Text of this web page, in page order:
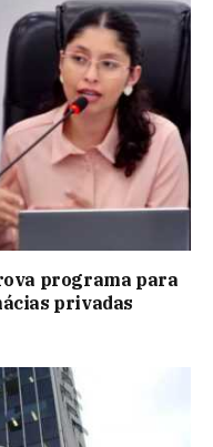
programa para
privadas